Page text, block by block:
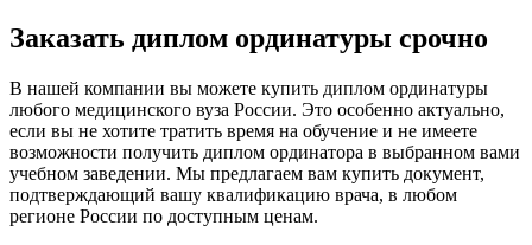
Заказать диплом ординатуры срочно
В нашей компании вы можете купить диплом ординатуры
любого медицинского вуза России. Это особенно актуально,
если вы не хотите тратить время на обучение и не имеете
возможности получить диплом ординатора в выбранном вами
учебном заведении. Мы предлагаем вам купить документ,
подтверждающий вашу квалификацию врача, в любом
регионе России по доступным ценам.